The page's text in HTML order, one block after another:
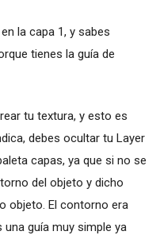
la capa 1, y sabes
tienes la guía de
tu textura, y esto es
debes ocultar tu Layer
capas, ya que si no se
del objeto y dicho
objeto. El contorno era
guía muy simple ya